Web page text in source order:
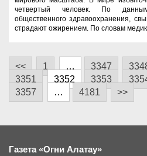
четвертый человек. По
общественного здравоохранения,
страдают ожирением. По словам
<< 1 … 3347
3351
3352 3353
3357
… 4181 >>
Газета «Огни Алатау»